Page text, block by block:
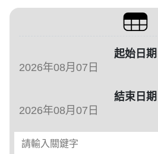
篩選、排序與主題分類
起始日期
結束日期
請輸入關鍵字